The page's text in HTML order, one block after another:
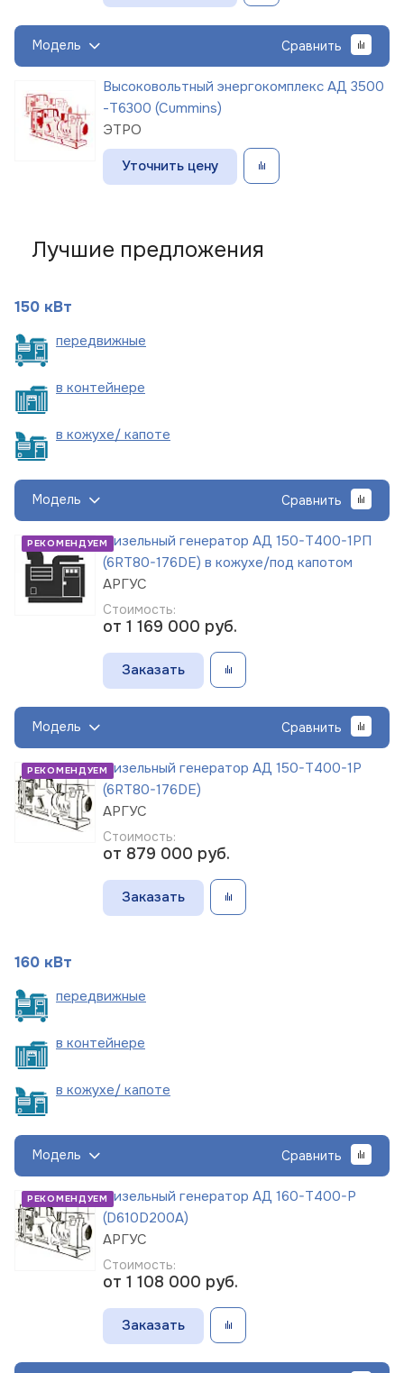
Модель Сравнить
Высоковольтный энергокомплекс АД 3500
-Т6300 (Cummins)
ЭТРО
Уточнить цену
Лучшие предложения
150 кВт
передвижные
в контейнере
в кожухе/ капоте
Модель Сравнить
РЕКОМЕНДУЕМДизельный генератор АД 150-Т400-1РП
(6RT80-176DE) в кожухе/под капотом
АРГУС
Стоимость:
от 1 169 000 руб.
Заказать
Модель Сравнить
РЕКОМЕНДУЕМДизельный генератор АД 150-Т400-1Р
(6RT80-176DE)
АРГУС
Стоимость:
от 879 000 руб.
Заказать
160 кВт
передвижные
в контейнере
в кожухе/ капоте
Модель Сравнить
РЕКОМЕНДУЕМДизельный генератор АД 160-Т400-Р
(D610D200A)
АРГУС
Стоимость:
от 1 108 000 руб.
Заказать